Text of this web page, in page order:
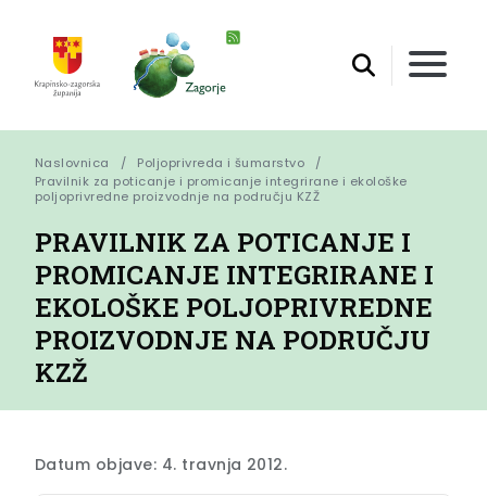
Naslovnica
Poljoprivreda i šumarstvo
Pravilnik za poticanje i promicanje integrirane i ekološke
poljoprivredne proizvodnje na području KZŽ
PRAVILNIK ZA POTICANJE I
PROMICANJE INTEGRIRANE I
EKOLOŠKE POLJOPRIVREDNE
PROIZVODNJE NA PODRUČJU
KZŽ
Datum objave: 4. travnja 2012.